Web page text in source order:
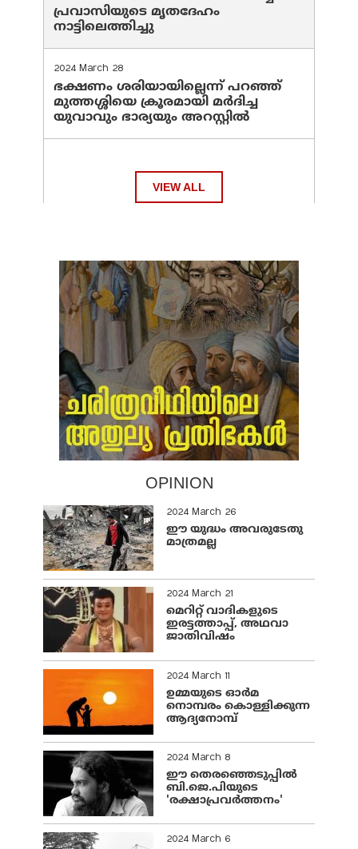
പ്രവാസിയുടെ മൃതദേഹം
നാട്ടിലെത്തിച്ചു
2024 March 28
ഭക്ഷണം ശരിയായില്ലെന്ന് പറഞ്ഞ്
മുത്തശ്ശിയെ ക്രൂരമായി മര്‍ദിച്ച
യുവാവും ഭാര്യയും അറസ്റ്റില്‍
VIEW ALL
OPINION
2024 March 26
ഈ യുദ്ധം അവരുടേതു
മാത്രമല്ല
2024 March 21
മെറിറ്റ് വാദികളുടെ
ഇരട്ടത്താപ്പ്, അഥവാ
ജാതിവിഷം
2024 March 11
ഉമ്മയുടെ ഓർമ
നൊമ്പരം കൊള്ളിക്കുന്ന
ആദ്യനോമ്പ്
2024 March 8
ഈ തെരഞ്ഞെടുപ്പില്‍
ബി.ജെ.പിയുടെ
'രക്ഷാപ്രവര്‍ത്തനം'
2024 March 6